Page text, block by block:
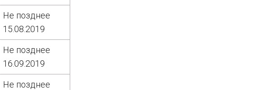
Не позднее
15.08.2019
Не позднее
16.09.2019
Не позднее